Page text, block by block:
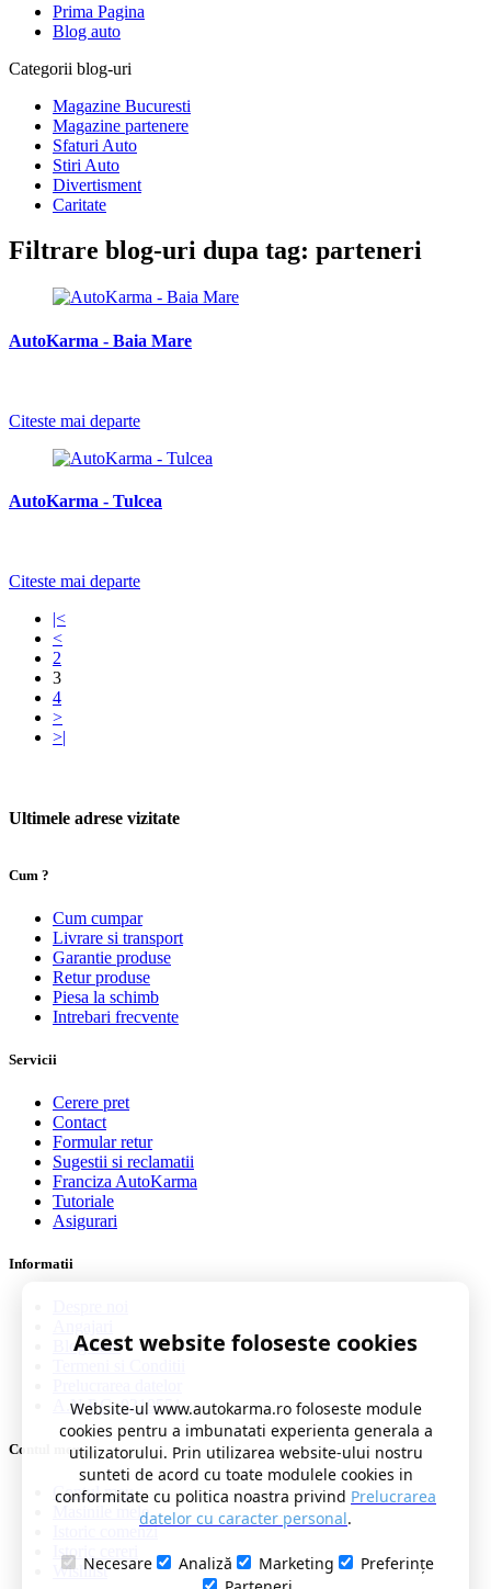
Prima Pagina
Blog auto
Categorii blog-uri
Magazine Bucuresti
Magazine partenere
Sfaturi Auto
Stiri Auto
Divertisment
Caritate
Filtrare blog-uri dupa tag: parteneri
AutoKarma - Baia Mare
Citeste mai departe
AutoKarma - Tulcea
Citeste mai departe
|<
<
2
3
4
>
>|
Ultimele adrese vizitate
Cum ?
Cum cumpar
Livrare si transport
Garantie produse
Retur produse
Piesa la schimb
Intrebari frecvente
Servicii
Cerere pret
Contact
Formular retur
Sugestii si reclamatii
Franciza AutoKarma
Tutoriale
Asigurari
Informatii
Blog auto
A.N.P.C. 0219551
Contul meu
Contul meu
Masinile mele
Istoric comenzi
Istoric cereri
Wishlist
Acest website foloseste cookies
Website-ul www.autokarma.ro foloseste module
cookies pentru a imbunatati experienta generala a
utilizatorului. Prin utilizarea website-ului nostru
sunteti de acord cu toate modulele cookies in
conformitate cu politica noastra privind Prelucrarea
datelor cu caracter personal.
Necesare Analiză Marketing
Preferințe